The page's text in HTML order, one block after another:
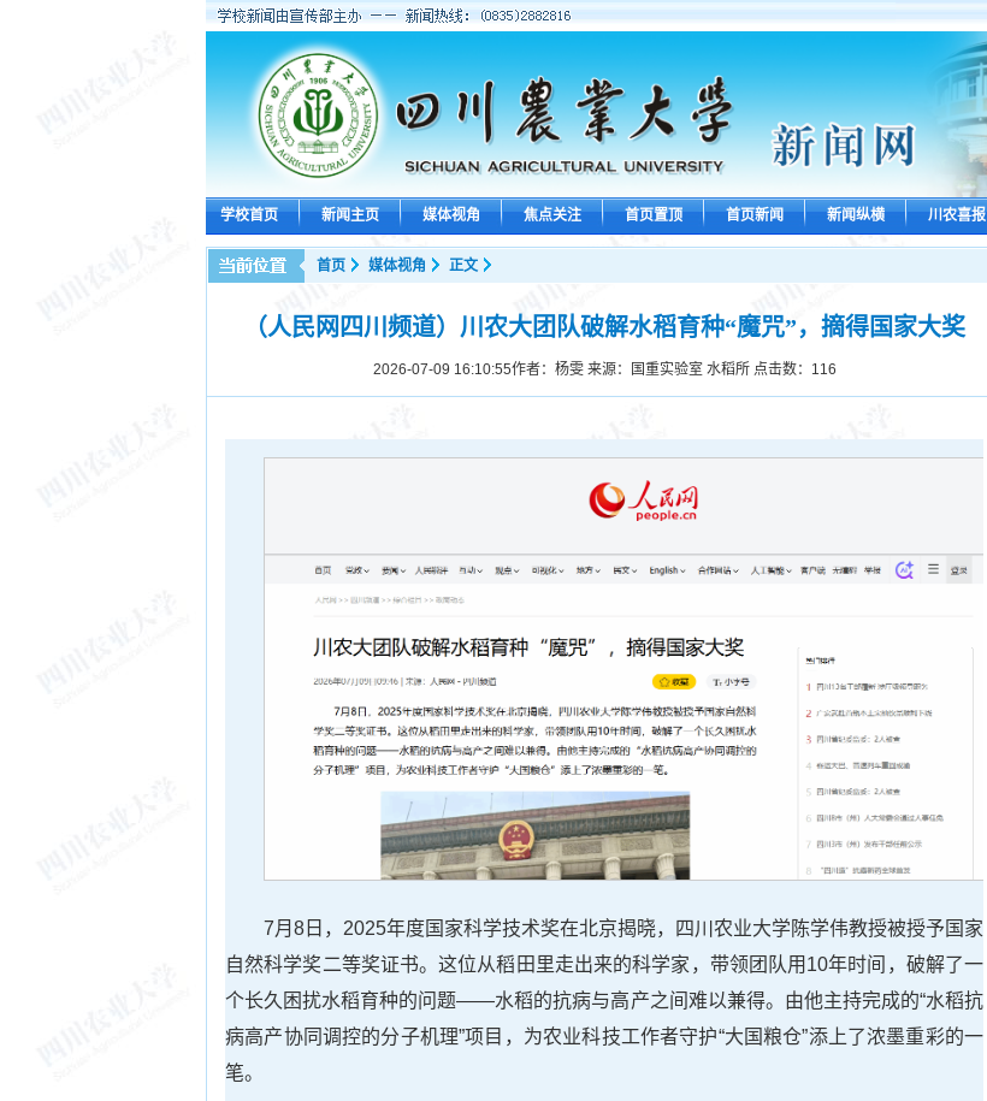
学校首页 新闻主页 媒体视角 焦点关注 首页置顶 首页新闻 新闻纵横 川农喜报
首页 媒体视角 正文
（人民网四川频道）川农大团队破解水稻育种“魔咒”，摘得国家大奖
2026-07-09 16:10:55作者：杨雯 来源：国重实验室 水稻所 点击数： 116
7月8日，2025年度国家科学技术奖在北京揭晓，四川农业大学陈学伟教授被授予国家
自然科学奖二等奖证书。这位从稻田里走出来的科学家，带领团队用10年时间，破解了一
个长久困扰水稻育种的问题——水稻的抗病与高产之间难以兼得。由他主持完成的“水稻抗
病高产协同调控的分子机理”项目，为农业科技工作者守护“大国粮仓”添上了浓墨重彩的一
笔。